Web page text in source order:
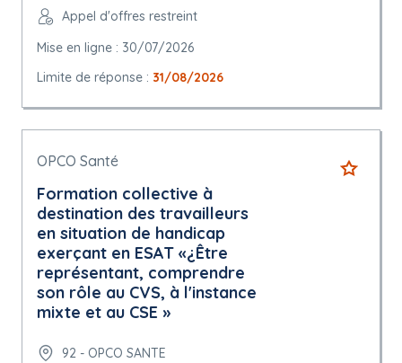
Appel d'offres restreint
Mise en ligne : 30/07/2026
Limite de réponse : 31/08/2026
OPCO Santé
Formation collective à
destination des travailleurs
en situation de handicap
exerçant en ESAT «¿Être
représentant, comprendre
son rôle au CVS, à l'instance
mixte et au CSE »
92 - OPCO SANTE